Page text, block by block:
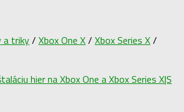
a triky/ Xbox One X/ Xbox Series X/
hier na Xbox One a Xbox Series X|S